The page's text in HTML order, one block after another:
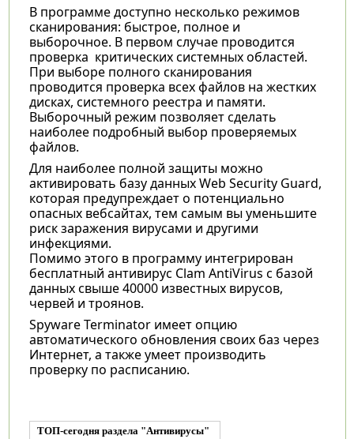
В программе доступно несколько режимов
сканирования: быстрое, полное и
выборочное. В первом случае проводится
проверка критических системных областей.
При выборе полного сканирования
проводится проверка всех файлов на жестких
дисках, системного реестра и памяти.
Выборочный режим позволяет сделать
наиболее подробный выбор проверяемых
файлов.
Для наиболее полной защиты можно
активировать базу данных Web Security Guard,
которая предупреждает о потенциально
опасных вебсайтах, тем самым вы уменьшите
риск заражения вирусами и другими
инфекциями.
Помимо этого в программу интегрирован
бесплатный антивирус Clam AntiVirus с базой
данных свыше 40000 известных вирусов,
червей и троянов.
Spyware Terminator имеет опцию
автоматического обновления своих баз через
Интернет, а также умеет производить
проверку по расписанию.
ТОП-сегодня раздела "Антивирусы"